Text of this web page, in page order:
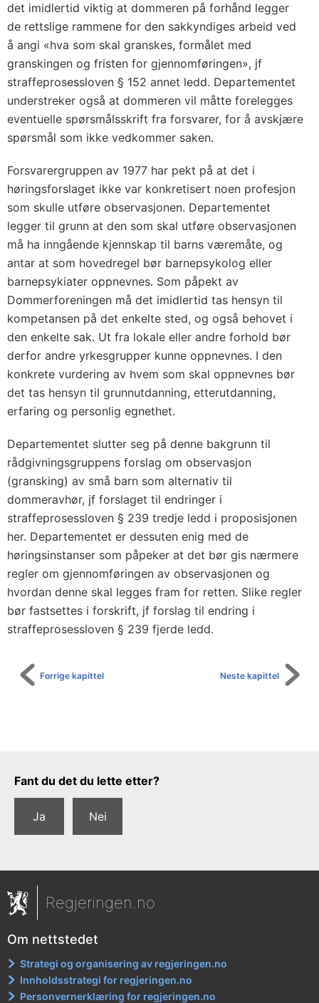
det imidlertid viktig at dommeren på forhånd legger
de rettslige rammene for den sakkyndiges arbeid ved
å angi «hva som skal granskes, formålet med
granskingen og fristen for gjennomføringen», jf
straffeprosessloven § 152 annet ledd. Departementet
understreker også at dommeren vil måtte forelegges
eventuelle spørsmålsskrift fra forsvarer, for å avskjære
spørsmål som ikke vedkommer saken.
Forsvarergruppen av 1977 har pekt på at det i
høringsforslaget ikke var konkretisert noen profesjon
som skulle utføre observasjonen. Departementet
legger til grunn at den som skal utføre observasjonen
må ha inngående kjennskap til barns væremåte, og
antar at som hovedregel bør barnepsykolog eller
barnepsykiater oppnevnes. Som påpekt av
Dommerforeningen må det imidlertid tas hensyn til
kompetansen på det enkelte sted, og også behovet i
den enkelte sak. Ut fra lokale eller andre forhold bør
derfor andre yrkesgrupper kunne oppnevnes. I den
konkrete vurdering av hvem som skal oppnevnes bør
det tas hensyn til grunnutdanning, etterutdanning,
erfaring og personlig egnethet.
Departementet slutter seg på denne bakgrunn til
rådgivningsgruppens forslag om observasjon
(gransking) av små barn som alternativ til
dommeravhør, jf forslaget til endringer i
straffeprosessloven § 239 tredje ledd i proposisjonen
her. Departementet er dessuten enig med de
høringsinstanser som påpeker at det bør gis nærmere
regler om gjennomføringen av observasjonen og
hvordan denne skal legges fram for retten. Slike regler
bør fastsettes i forskrift, jf forslag til endring i
straffeprosessloven § 239 fjerde ledd.
Neste kapittel
Forrige kapittel
Tilbakemeldingsskjema
Fant du det du lette etter?
Ja Nei
Regjeringen.no
Om nettstedet
Strategi og organisering av regjeringen.no
Innholdsstrategi for regjeringen.no
Personvernerklæring for regjeringen.no